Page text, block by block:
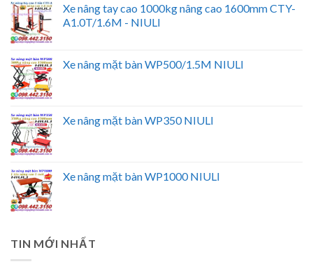
Xe nâng tay cao 1000kg nâng cao 1600mm CTY-
A1.0T/1.6M - NIULI
Xe nâng mặt bàn WP500/1.5M NIULI
Xe nâng mặt bàn WP350 NIULI
Xe nâng mặt bàn WP1000 NIULI
TIN MỚI NHẤT